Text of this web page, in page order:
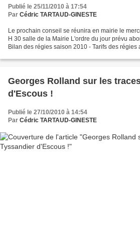
Publié le 25/11/2010 à 17:54
Par Cédric TARTAUD-GINESTE
Le prochain conseil se réunira en mairie le
H 30 salle de la Mairie L'ordre du jour prévu
Bilan des régies saison 2010 - Tarifs des
Georges Rolland sur les
d'Escous !
Publié le 27/10/2010 à 14:54
Par Cédric TARTAUD-GINESTE